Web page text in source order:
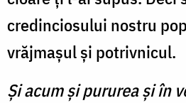
credinciosului nostru
vrăjmaşul şi po­trivnicul.
Şi acum şi pururea şi în